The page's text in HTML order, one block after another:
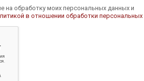
на обработку моих персональных данных и
в отношении обработки